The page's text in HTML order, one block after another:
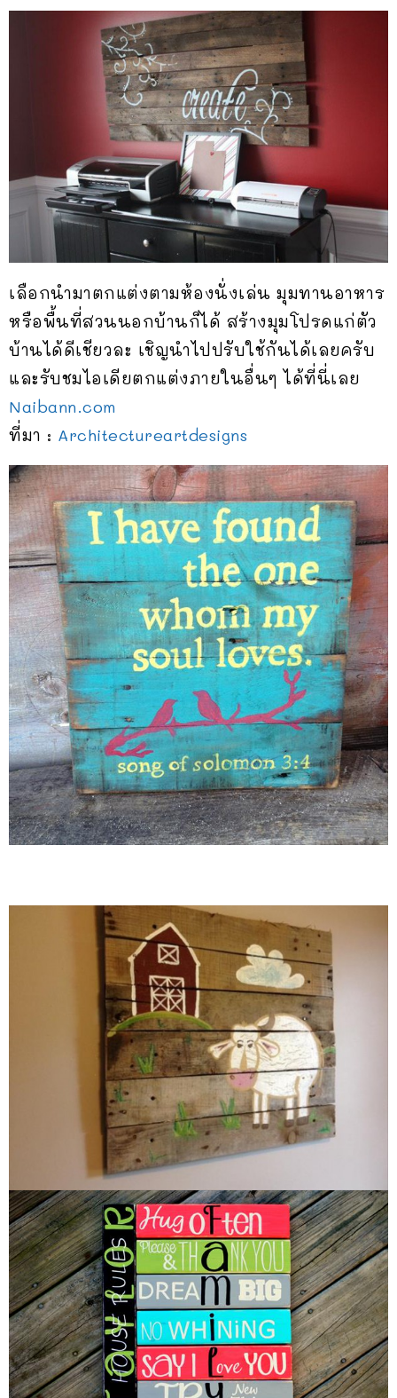
เลือกนำมาตกแต่งตามห้องนั่งเล่น มุมทานอาหาร
หรือพื้นที่สวนนอกบ้านก็ได้ สร้างมุมโปรดแก่ตัว
บ้านได้ดีเชียวละ เชิญนำไปปรับใช้กันได้เลยครับ
และรับชมไอเดียตกแต่งภายในอื่นๆ ได้ที่นี่เลย
Naibann.com
ที่มา : Architectureartdesigns